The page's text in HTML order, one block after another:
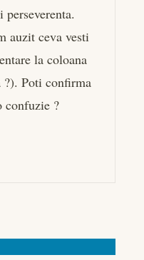
auzit ceva vesti
la coloana
?). Poti confirma
confuzie ?